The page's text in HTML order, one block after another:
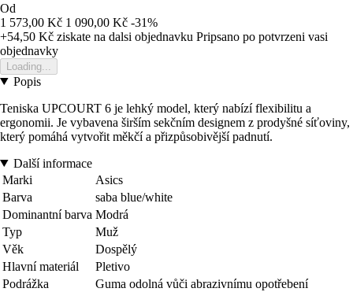
Od
1 573,00 Kč 1 090,00 Kč -31%
+54,50 Kč ziskate na dalsi objednavku Pripsano po potvrzeni vasi
objednavky
Loading...
Popis
Teniska UPCOURT 6 je lehký model, který nabízí flexibilitu a
ergonomii. Je vybavena širším sekčním designem z prodyšné síťoviny,
který pomáhá vytvořit měkčí a přizpůsobivější padnutí.
Další informace
Marki
Asics
Barva
saba blue/white
Dominantní barva Modrá
Typ
Muž
Věk
Dospělý
Hlavní materiál
Pletivo
Podrážka
Guma odolná vůči abrazivnímu opotřebení